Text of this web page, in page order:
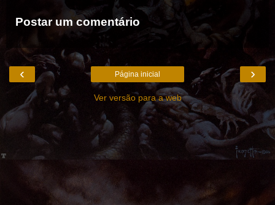
Postar um comentário
‹ ›
Página inicial
Ver versão para a web